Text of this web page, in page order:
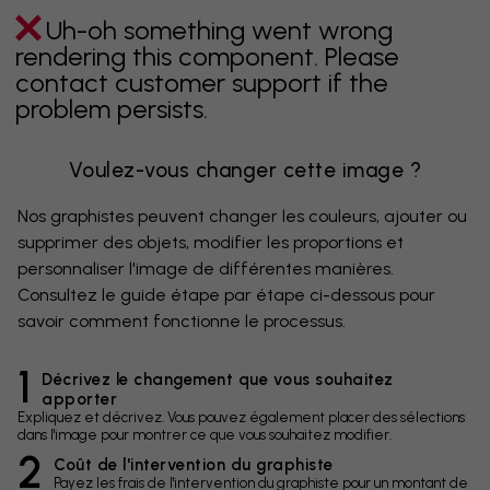
Uh-oh something went wrong
rendering this component. Please
contact customer support if the
problem persists.
Voulez-vous changer cette image ?
Nos graphistes peuvent changer les couleurs, ajouter ou
supprimer des objets, modifier les proportions et
personnaliser l'image de différentes manières.
Consultez le guide étape par étape ci-dessous pour
savoir comment fonctionne le processus.
1
Décrivez le changement que vous souhaitez
apporter
Expliquez et décrivez. Vous pouvez également placer des sélections
dans l'image pour montrer ce que vous souhaitez modifier.
2 Coût de l'intervention du graphiste
Payez les frais de l'intervention du graphiste pour un montant de